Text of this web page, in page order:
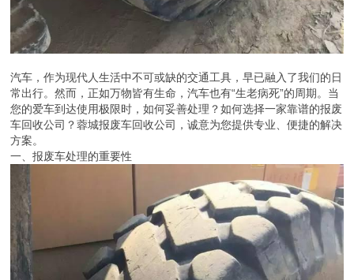
汽车，作为现代人生活中不可或缺的交通工具，早已融入了我们的日
常出行。然而，正如万物皆有生命，汽车也有“生老病死”的周期。当
您的爱车到达使用极限时，如何妥善处理？如何选择一家靠谱的报废
车回收公司？蓉城报废车回收公司，诚意为您提供专业、便捷的解决
方案。
一、报废车处理的重要性